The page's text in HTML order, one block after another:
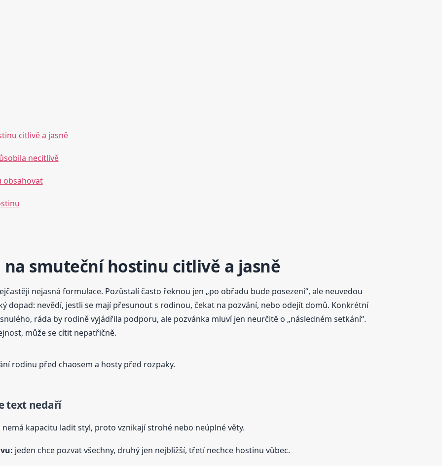
citlivě a jasně
necitlivě
obsahovat
na smuteční hostinu citlivě a jasně
nejasná formulace. Pozůstalí často řeknou jen „po obřadu bude posezení“, ale neuvedou
dopad: nevědí, jestli se mají přesunout s rodinou, čekat na pozvání, nebo odejít domů. Konkrétní
ráda by rodině vyjádřila podporu, ale pozvánka mluví jen neurčitě o „následném setkání“.
může se cítit nepatřičně.
rodinu před chaosem a hosty před rozpaky.
text nedaří
kapacitu ladit styl, proto vznikají strohé nebo neúplné věty.
jeden chce pozvat všechny, druhý jen nejbližší, třetí nechce hostinu vůbec.